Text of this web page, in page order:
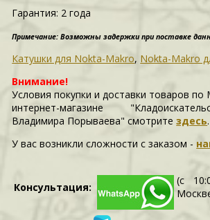
Гарантия: 2 года
Примечание: Возможны задержки при поставке
Катушки для Nokta-Makro, Nokta-Makro
Внимание!
Условия покупки и доставки товаров по
интернет-магазине
Владимира Порываева" смотритездесь.
У вас возникли сложности c заказом -
Консультация:
(с